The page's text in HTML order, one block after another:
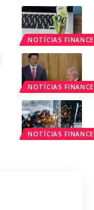
NOTÍCIAS
NOTÍCIAS
NOTÍCIAS